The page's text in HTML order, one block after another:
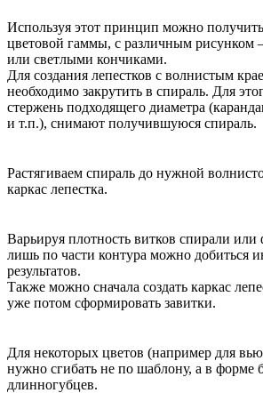
Используя этот принцип можно
цветовой гаммы, с различным рисунком
или светлыми кончиками.
Для создания лепестков с волнистым
необходимо закрутить в спираль. Для
стержень подходящего диаметра
и т.п.), снимают получившуюся спираль.
Растягиваем спираль до нужной
каркас лепестка.
Варьируя плотность витков спирали
лишь по части контура можно добиться
результатов.
Также можно сначала создать каркас
уже потом сформировать завитки.
Для некоторых цветов (например для
нужно сгибать не по шаблону, а в
длинногубцев.